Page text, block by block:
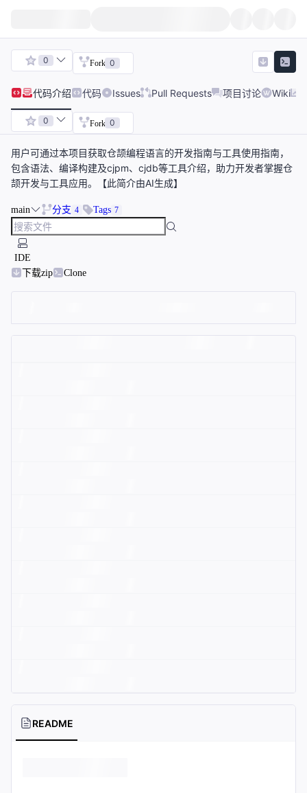
0 Fork 0
代码介绍 代码 Issues Pull Requests 项目讨论 Wiki
0 Fork 0
用户可通过本项目获取仓颉编程语言的开发指南与工具使用指南，
包含语法、编译构建及cjpm、cjdb等工具介绍，助力开发者掌握仓
颉开发与工具应用。【此简介由AI生成】
main 分支 4 Tags 7
IDE
下载zip
Clone
README